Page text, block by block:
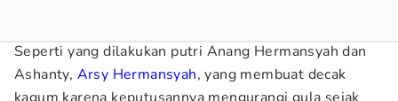
Seperti yang dilakukan putri Anang Hermansyah dan
Ashanty, Arsy Hermansyah, yang membuat decak